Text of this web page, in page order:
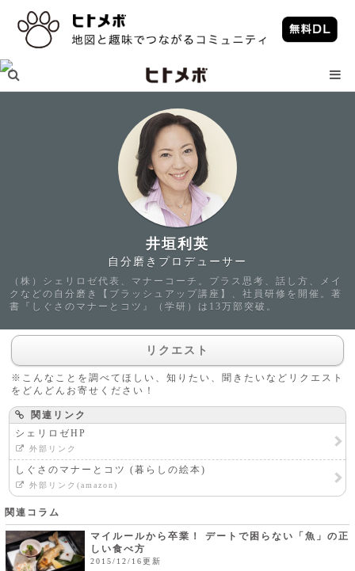
井垣利英
自分磨きプロデューサー
（株）シェリロゼ代表、マナーコーチ。プラス思考、話し方、メイ
クなどの自分磨き【ブラッシュアップ講座】、社員研修を開催。著
書『しぐさのマナーとコツ』（学研）は13万部突破。
リクエスト
※こんなことを調べてほしい、知りたい、聞きたいなどリクエスト
をどんどんお寄せください！
関連リンク
シェリロゼHP
外部リンク
しぐさのマナーとコツ (暮らしの絵本)
外部リンク(amazon)
関連コラム
マイルールから卒業！ デートで困らない「魚」の正
しい食べ方
2015/12/16更新